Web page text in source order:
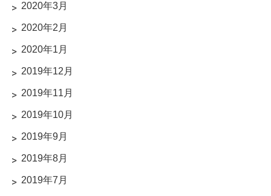
2020年3月
2020年2月
2020年1月
2019年12月
2019年11月
2019年10月
2019年9月
2019年8月
2019年7月